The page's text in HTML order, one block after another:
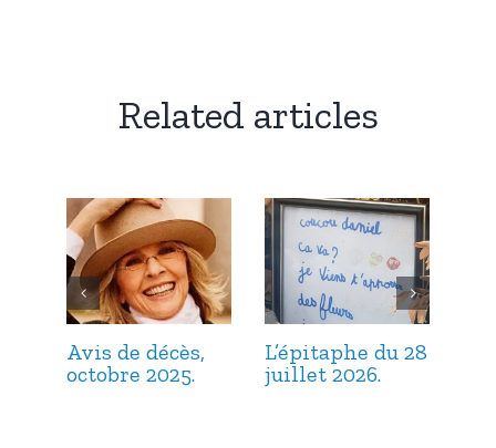
Related articles
Avis de décès,
octobre 2025.
L’épitaphe du 28
juillet 2026.